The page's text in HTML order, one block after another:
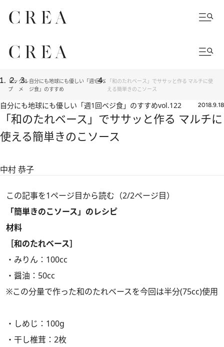
トッ
プ
グル
メ
自分にも地球にも優しい「週1回ベ
ジ食」のすすめ
「和のたれベース」でササッと作る マルチに使
える簡単きのこソース
自分にも地球にも優しい「週1回ベジ食」のすすめvol.122 2018.9.18
「和のたれベース」でササッと作る マルチに
使える簡単きのこソース
中村 恭子
この記事を1ページ目から読む（2/2ページ目）
「簡単きのこソース」のレシピ
材料
［和のたれベース］
・みりん：100cc
・醤油：50cc
※この分量で作った和のたれベースを今回は半分(75cc)使用
・しめじ：100g
・干し椎茸：2枚